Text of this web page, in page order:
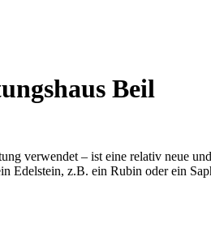
Beil
verwendet – ist eine relativ neue
Edelstein, z.B. ein Rubin oder ein